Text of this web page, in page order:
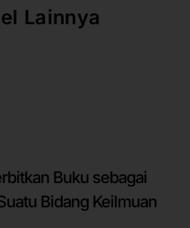
Lainnya
Buku sebagai
Bidang Keilmuan